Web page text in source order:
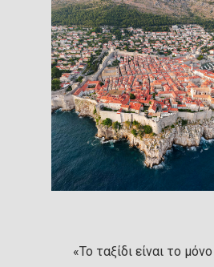
«Το ταξίδι είναι το